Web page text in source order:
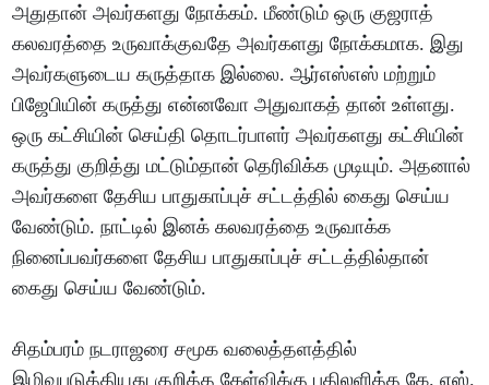
அதுதான் அவர்களது நோக்கம். மீண்டும் ஒரு குஜராத்
கலவரத்தை உருவாக்குவதே அவர்களது நோக்கமாக. இது
அவர்களுடைய கருத்தாக இல்லை. ஆர்எஸ்எஸ் மற்றும்
பிஜேபியின் கருத்து என்னவோ அதுவாகத் தான் உள்ளது.
ஒரு கட்சியின் செய்தி தொடர்பாளர் அவர்களது கட்சியின்
கருத்து குறித்து மட்டும்தான் தெரிவிக்க முடியும். அதனால்
அவர்களை தேசிய பாதுகாப்புச் சட்டத்தில் கைது செய்ய
வேண்டும். நாட்டில் இனக் கலவரத்தை உருவாக்க
நினைப்பவர்களை தேசிய பாதுகாப்புச் சட்டத்தில்தான்
கைது செய்ய வேண்டும்.
சிதம்பரம் நடராஜரை சமூக வலைத்தளத்தில்
இழிவுபடுத்தியது குறித்த கேள்விக்கு பதிலளித்த கே. எஸ்.